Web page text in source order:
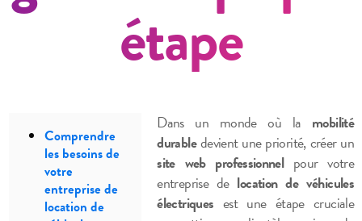
étape
Comprendre
les besoins de
votre
entreprise de
location de
Dans un monde où la mobilité
durabledevient une priorité, créer un
site web professionnelpour votre
entreprise de location de véhicules
électriques est une étape cruciale